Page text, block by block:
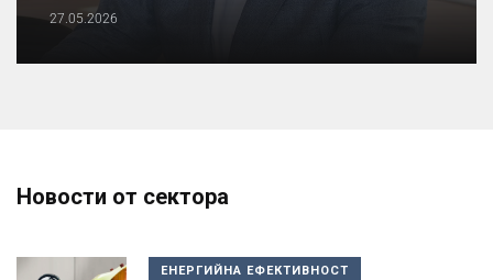
27.05.2026
Новости от сектора
ЕНЕРГИЙНА ЕФЕКТИВНОСТ